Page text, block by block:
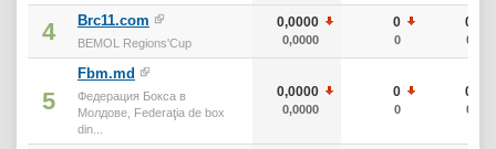
4 Brc11.com
BEMOL Regions'Cup
0,0000
0,0000
0
0
0
0
5
Fbm.md
Федерация Бокса в
Молдове, Federaţia de box
din...
0,0000
0,0000
0
0
0
0